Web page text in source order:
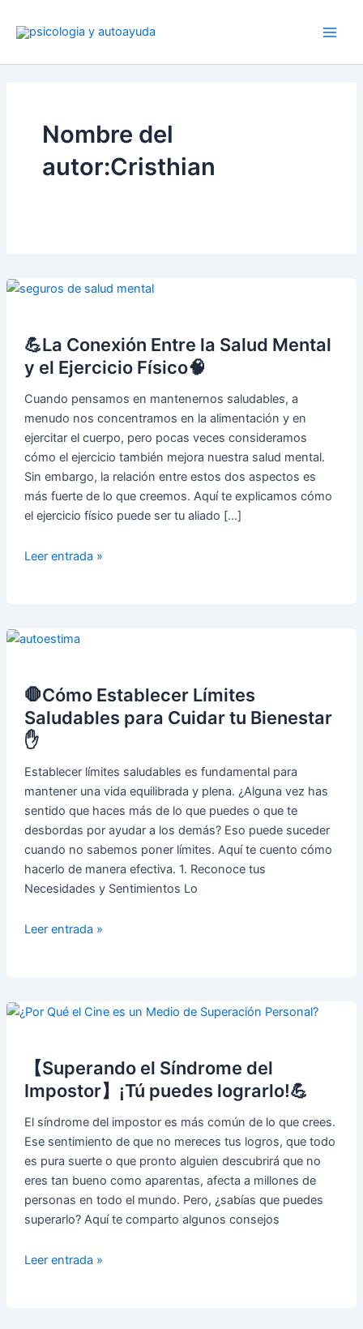
Nombre del
autor:Cristhian
💪La Conexión Entre la Salud Mental
y el Ejercicio Físico🧠
Cuando pensamos en mantenernos saludables, a
menudo nos concentramos en la alimentación y en
ejercitar el cuerpo, pero pocas veces consideramos
cómo el ejercicio también mejora nuestra salud mental.
Sin embargo, la relación entre estos dos aspectos es
más fuerte de lo que creemos. Aquí te explicamos cómo
el ejercicio físico puede ser tu aliado […]
💪
la
y
el
Ejercicio
Físico
🧠
Leer entrada »
🛑Cómo Establecer Límites
Saludables para Cuidar tu Bienestar
✋
Establecer límites saludables es fundamental para
mantener una vida equilibrada y plena. ¿Alguna vez has
sentido que haces más de lo que puedes o que te
desbordas por ayudar a los demás? Eso puede suceder
cuando no sabemos poner límites. Aquí te cuento cómo
hacerlo de manera efectiva. 1. Reconoce tus
Necesidades y Sentimientos Lo
🛑
Saludables
Bienestar
Leer entrada »
【Superando el Síndrome del
Impostor】¡Tú puedes lograrlo!💪
El síndrome del impostor es más común de lo que crees.
Ese sentimiento de que no mereces tus logros, que todo
es pura suerte o que pronto alguien descubrirá que no
eres tan bueno como aparentas, afecta a millones de
personas en todo el mundo. Pero, ¿sabías que puedes
superarlo? Aquí te comparto algunos consejos
【Superando
Leer entrada »